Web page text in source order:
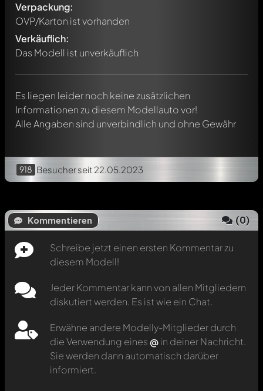
Verpackung:
OVP/Karton ist vorhanden
Verkäuflich:
Das Modell ist unverkäuflich
Es liegen leider noch keine zusätzlichen
Informationen zu diesem Modellauto vor!
Alle Angaben sind unverbindlich und ohne Gewähr
918 Besucherseit 22.05.2023
Kommentieren (0)
Schreibe jetzt einen ersten Kommentar zu
diesem Modell!
Jeder Kommentar kann von allen Mitgliedern
diskutiert werden. Es ist wie ein Chat.
Erwähne andere Modelly-Mitglieder durch
die Verwendung eines @in deiner Nachricht.
Sie werden dann automatisch darüber
informiert.
Schreibe jetzt einen ersten Kommentar zu diesem Modell!
Jeder Kommentar kann von allen Mitgliedern diskutiert
werden. Es ist wie ein Chat.
Erwähne andere Modelly-Mitglieder durch die
automatisch darüber informiert.